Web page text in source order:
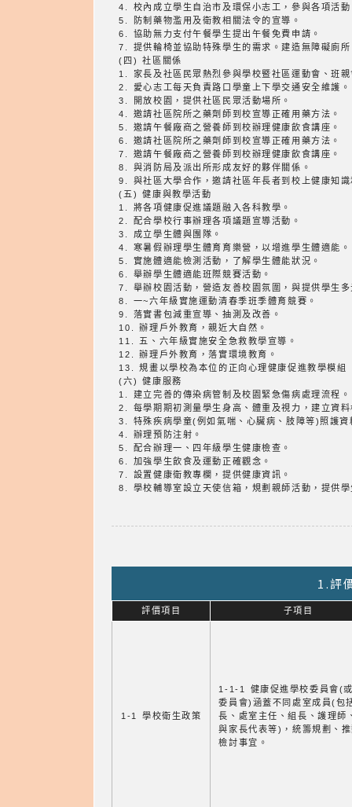
4. 校內成立學生自治市及環保小志工，參與各項活
5. 防制藥物濫用及衛教相關法令的宣導。
6. 協助無力支付午餐學生提出午餐免費申請。
7. 提供輪椅並協助特殊學生的需求。建造無障礙廁
(四) 社區關係
1. 家長及社區民眾熱烈參與學校暨社區運動會、班
2. 愛心志工每天負責路口學童上下學交通安全維護。
3. 開放校園，提供社區民眾活動場所。
4. 邀請社區院所之藥劑師到校宣導正確用藥方法。
5. 邀請午餐廠商之營養師到校辦理健康飲食講座。
6. 邀請社區院所之藥劑師到校宣導正確用藥方法。
7. 邀請午餐廠商之營養師到校辦理健康飲食講座。
8. 與消防局及派出所形成友好的夥伴關係。
9. 與社區大學合作，邀請社區年長者到校上健康知
(五) 健康與教學活動
1. 將各項健康促進議題融入各科教學。
2. 配合學校行事辦理各項議題宣導活動。
3. 成立學生體與團隊。
4. 寒暑假辦理學生體育育樂營，以增進學生體適能。
5. 實施體適能檢測活動，了解學生體能狀況。
6. 舉辦學生體適能班際競賽活動。
7. 舉辦校園活動，營造友善校園氛圍，與提供學生
8. 一~六年級實施運動清春季班季體育競賽。
9. 落實書包減重宣導、抽測及改善。
10. 辦理戶外教育，親近大自然。
11. 五、六年級實施安全急救教學宣導。
12. 辦理戶外教育，落實環境教育。
13. 規畫以學校為本位的正向心理健康促進教學模組
(六) 健康服務
1. 建立完善的傳染病管制及校園緊急傷病處理流程。
2. 每學期期初測量學生身高、體重及視力，建立資
3. 特殊疾病學童(例如氣喘、心臟病、肢障等)照護資
4. 辦理預防注射。
5. 配合辦理一、四年級學生健康檢查。
6. 加強學生飲食及運動正確觀念。
7. 設置健康衛教專欄，提供健康資訊。
8. 學校輔導室設立天使信箱，規劃親師活動，提供
1.評
評價項目 子項目
1-1 學校衛生政策
1-1-1 健康促進學校委員會(
委員會)涵蓋不同處室成員(包
長、處室主任、組長、護理師
與家長代表等)，統籌規劃、
檢討事宜。